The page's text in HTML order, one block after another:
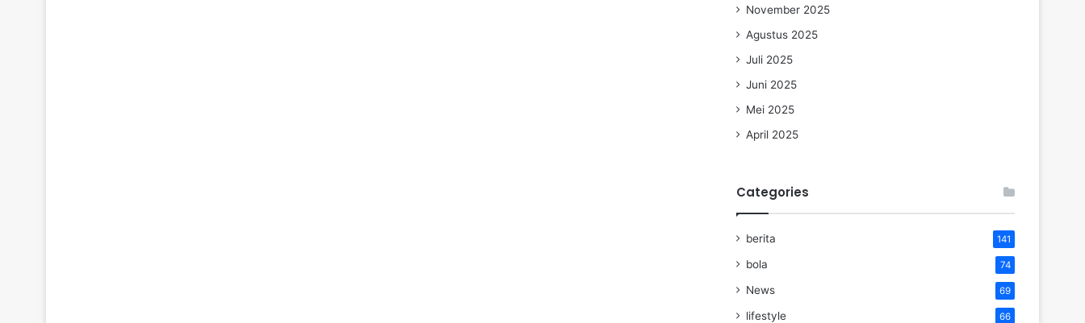
November 2025
Agustus 2025
Juli 2025
Juni 2025
Mei 2025
April 2025
Categories
berita 141
bola 74
News 69
lifestyle 66